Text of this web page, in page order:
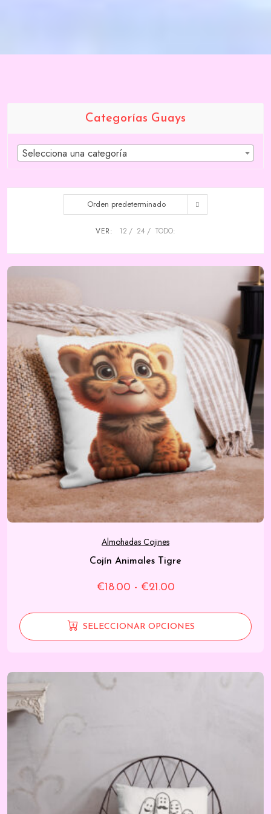
Orden predeterminado
VER: 12 24 TODO:
Almohadas Cojines
Cojín Animales Tigre
€18.00 - €21.00Rango
precios:
SELECCIONAR OPCIONES
Categorías Guays
Selecciona una categoría